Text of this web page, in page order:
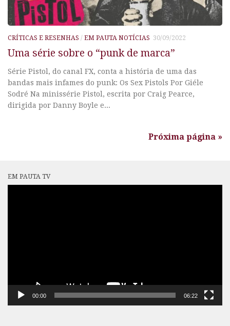
CRÍTICAS E RESENHAS / EM PAUTA NOTÍCIAS 30/09/2022
Uma série sobre o “punk de marca”
Série Pistol, do canal FX, conta a história de uma das
bandas mais infames do punk: Os Sex Pistols Por Giéle
Sodré Na minissérie Pistol, escrita por Craig Pearce,
dirigida por Danny Boyle e...
Próxima página »
EM PAUTA TV
00:00 06:22